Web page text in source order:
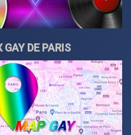
GAY DE PARIS